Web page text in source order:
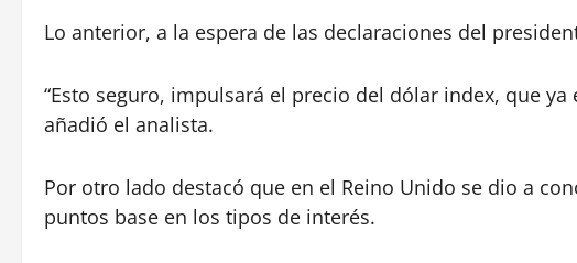
Lo anterior, a la espera de las declaraciones del
“Esto seguro, impulsará el precio del dólar index, que ya
añadió el analista.
Por otro lado destacó que en el Reino Unido se dio a
puntos base en los tipos de interés.